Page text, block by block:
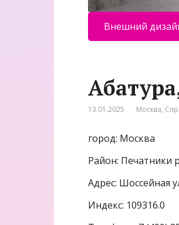
Внешний
13.01.2025 Москва,
город: Москва
Район: Печатники
Адрес: Шоссейная
Индекс: 109316.0